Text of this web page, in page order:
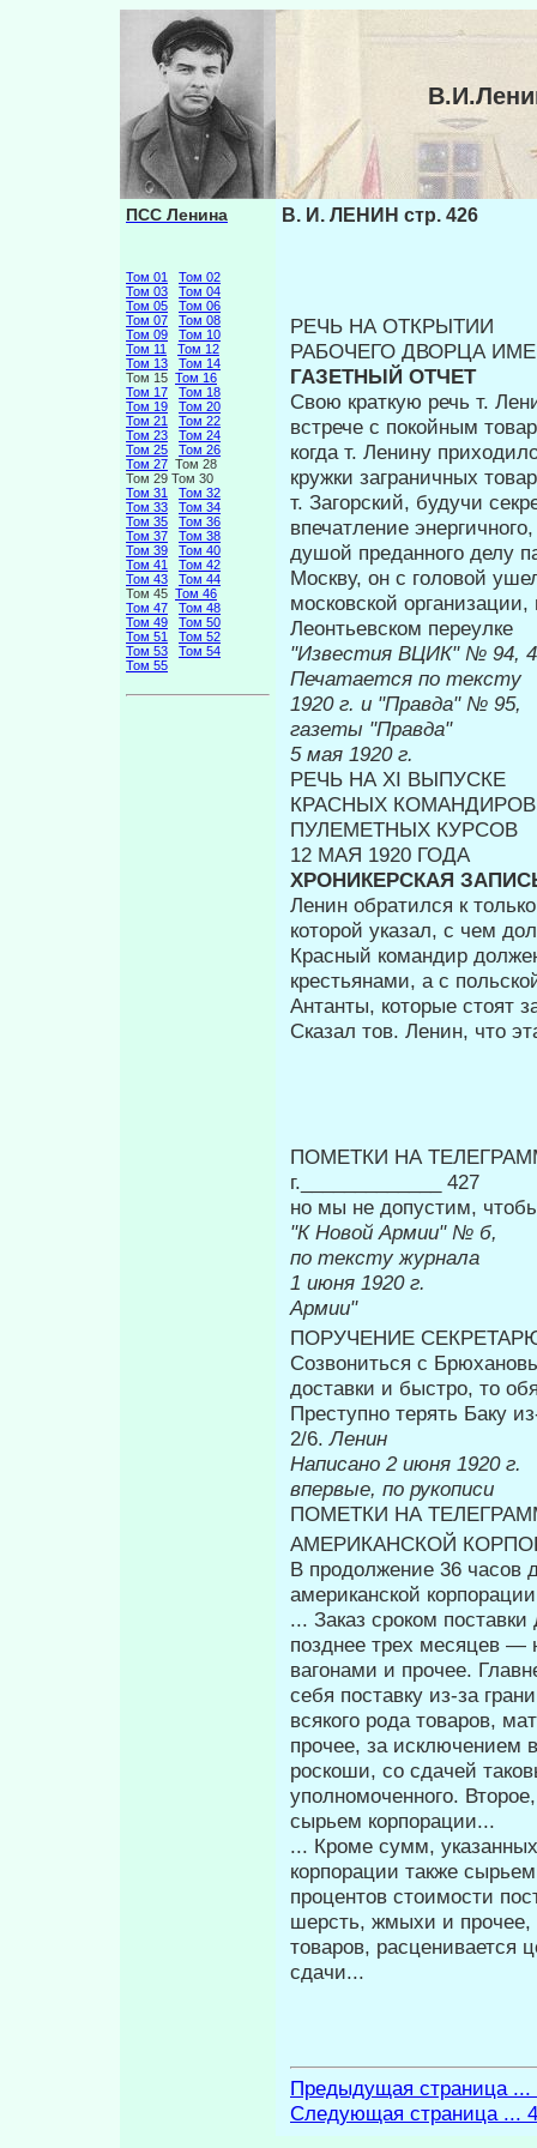
ПСС Ленина
Том 01
Том 02
Том 03
Том 04
Том 05
Том 06
Том 07
Том 08
Том 09
Том 10
Том 11
Том 12
Том 13
Том 14
Том 15 Том 16
Том 17
Том 18
Том 19
Том 20
Том 21
Том 22
Том 23
Том 24
Том 25
Том 26
Том 27 Том 28
Том 29 Том 30
Том 31
Том 32
Том 33
Том 34
Том 35
Том 36
Том 37
Том 38
Том 39
Том 40
Том 41
Том 42
Том 43
Том 44
Том 45 Том 46
Том 47
Том 48
Том 49
Том 50
Том 51
Том 52
Том 53
Том 54
Том 55
В. И. ЛЕНИН стр. 426
РЕЧЬ НА ОТКРЫТИИ
РАБОЧЕГО ДВОРЦА
ГАЗЕТНЫЙ ОТЧЕТ
Свою краткую речь т.
встрече с покойным
когда т. Ленину
кружки заграничных
т. Загорский, будучи
впечатление
душой преданного делу
Москву, он с головой
московской
Леонтьевском переулке
Печатается по тексту
1920 г.
газеты "Правда"
5 мая 1920 г.
РЕЧЬ НА XI ВЫПУСКЕ
КРАСНЫХ
ПУЛЕМЕТНЫХ КУРСОВ
12 МАЯ 1920 ГОДА
ХРОНИКЕРСКАЯ
Ленин обратился к
кото­рой указал, с чем
Красный коман­дир
крестьянами, а с
Антанты, которые стоят
Сказал тов. Ленин, что
ПОМЕТКИ НА
г._____________ 427
но мы не допустим,
"К Новой Армии" № б,
по тексту журнала
1 июня
Армии"
ПОРУЧЕНИЕ
Созвониться с
доставки и быстро, то
Преступно терять Баку
2/6.Ленин
Написано 2
впервые, по рукописи
ПОМЕТКИ НА
АМЕРИКАНСКОЙ
В продолжение 36 часов
американской
... Заказ сроком
позднее трех ме­сяцев —
вагонами и прочее.
себя поставку из-за
всякого рода товаров,
прочее, за исключением
роскоши, со сдачей
уполномоченного.
сырьем корпорации...
... Кроме сумм,
корпорации также
процентов стоимости
шерсть, жмыхи и прочее,
товаров,
сда­чи...
Предыдущая страница ...
Следующая страница ...